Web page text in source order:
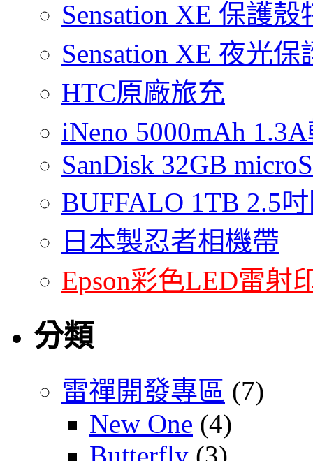
Sensation XE 保護殼
Sensation XE 夜光
HTC原廠旅充
iNeno 5000mAh
SanDisk 32GB
BUFFALO 1TB 2.5
日本製忍者相機帶
Epson彩色LED雷射
分類
雷禪開發專區 (7)
New One (4)
Butterfly (3)